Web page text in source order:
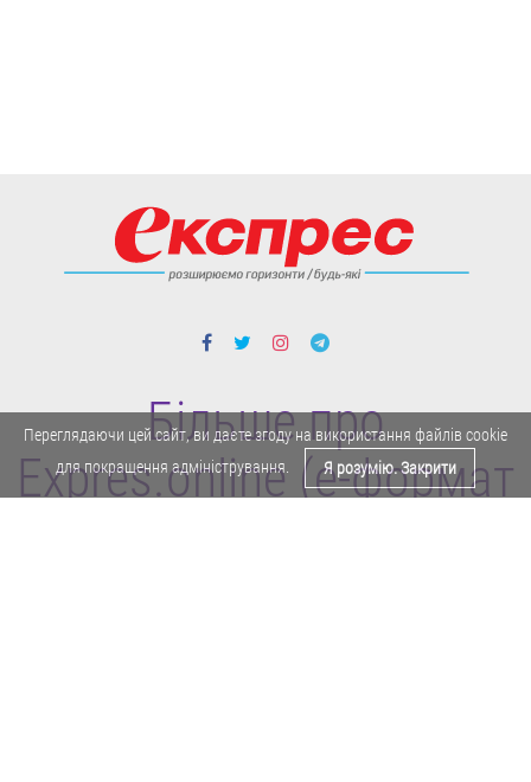
Більше про
Expres.online (e-формат
Переглядаючи цей сайт, ви даєте згоду на використання файлів cookie
для покращення адміністрування.
Я розумію. Закрити